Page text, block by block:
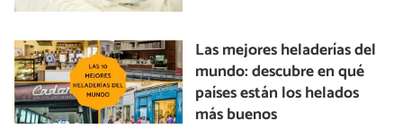
Las mejores heladerías del
mundo: descubre en qué
países están los helados
más buenos